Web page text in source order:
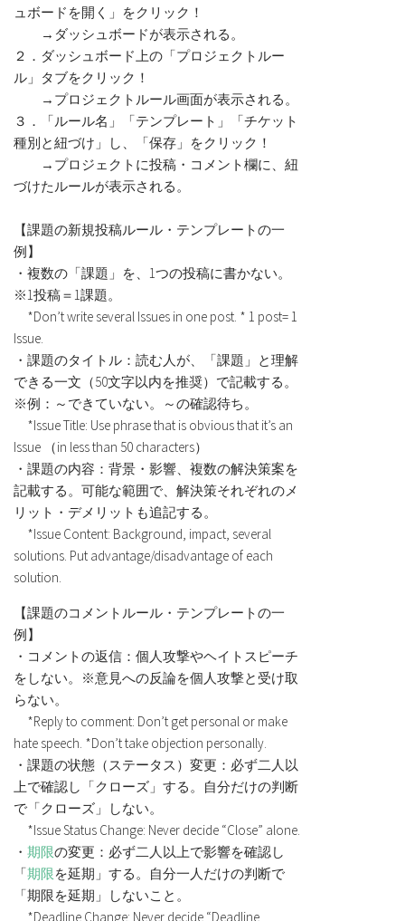
ュボードを開く」をクリック！
→ダッシュボードが表示される。
２．ダッシュボード上の「プロジェクトルー
ル」タブをクリック！
→プロジェクトルール画面が表示される。
３．「ルール名」「テンプレート」「チケット
種別と紐づけ」し、「保存」をクリック！
→プロジェクトに投稿・コメント欄に、紐
づけたルールが表示される。
【課題の新規投稿ルール・テンプレートの一
例】
・複数の「課題」を、1つの投稿に書かない。
※1投稿＝1課題。
*Don’t write several Issues in one post. * 1 post= 1
Issue.
・課題のタイトル：読む人が、「課題」と理解
できる一文（50文字以内を推奨）で記載する。
※例：～できていない。～の確認待ち。
*Issue Title: Use phrase that is obvious that it’s an
Issue （in less than 50 characters）
・課題の内容：背景・影響、複数の解決策案を
記載する。可能な範囲で、解決策それぞれのメ
リット・デメリットも追記する。
*Issue Content: Background, impact, several
solutions. Put advantage/disadvantage of each
solution.
【課題のコメントルール・テンプレートの一
例】
・コメントの返信：個人攻撃やヘイトスピーチ
をしない。※意見への反論を個人攻撃と受け取
らない。
*Reply to comment: Don’t get personal or make
hate speech. *Don’t take objection personally.
・課題の状態（ステータス）変更：必ず二人以
上で確認し「クローズ」する。自分だけの判断
で「クローズ」しない。
*Issue Status Change: Never decide “Close” alone.
・ 期限の変更：必ず二人以上で影響を確認し
「期限を延期」する。自分一人だけの判断で
「期限を延期」しないこと。
*Deadline Change: Never decide “Deadline